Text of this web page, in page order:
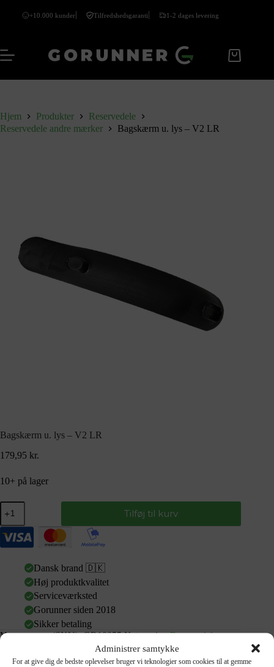
Administrer samtykke
For at give dig de bedste oplevelser bruger vi teknologier som cookies til at gemme
+10.000 kunder Tilfredshedsgaranti 1-2 dages levering
Hjem Produkter
Reservedele
Reservedele andre mærker
Bagskærm u. lys – V2 LR
Bagskærm u. lys – V2 LR
179,95 kr.
10+ på lager
Tilføj til kurv
Dansk brand 🇩🇰
Høj produktkvalitet
Serviceværksted
Gorunner siden 2018
Sikker betaling
Varenummer (SKU):GR10055 Kategorier:Reservedele,
Reservedele andre mærker Tags:bagskærm,El-løbehjul
løbehjul ,Reservedel , tilbehør , V2